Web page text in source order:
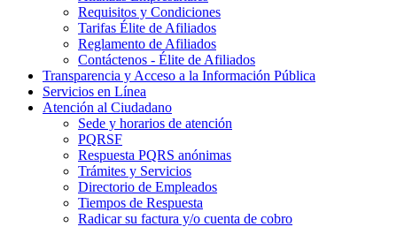
Requisitos y Condiciones
Tarifas Élite de Afiliados
Reglamento de Afiliados
Contáctenos - Élite de Afiliados
Transparencia y Acceso a la Información Pública
Servicios en Línea
Atención al Ciudadano
Sede y horarios de atención
PQRSF
Respuesta PQRS anónimas
Trámites y Servicios
Directorio de Empleados
Tiempos de Respuesta
Radicar su factura y/o cuenta de cobro